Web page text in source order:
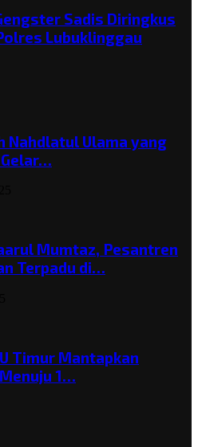
Sadis Diringkus
Lubuklinggau
Nahdlatul Ulama yang
Mumtaz, Pesantren
Terpadu di…
Timur Mantapkan
1…